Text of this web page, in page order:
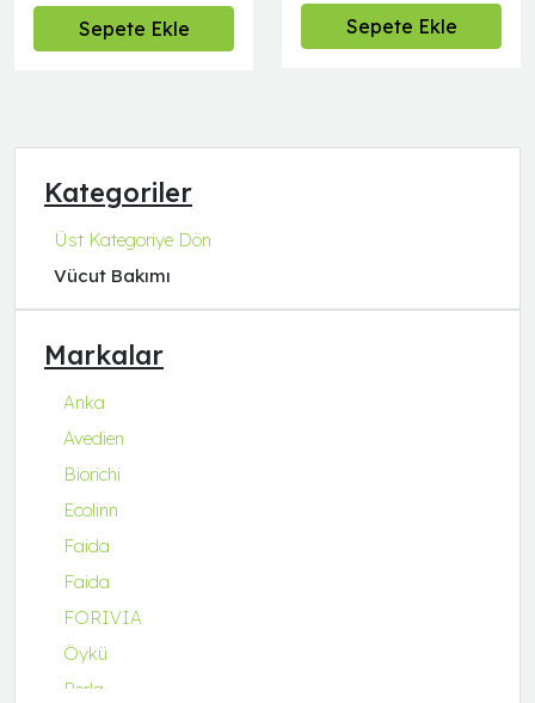
Kategoriler
Üst Kategoriye Dön
Vücut Bakımı
Markalar
Anka
Avedien
Biorichi
Ecolinn
Faida
Faida
FORIVIA
Öykü
Perla
Sepete Ekle Sepete Ekle